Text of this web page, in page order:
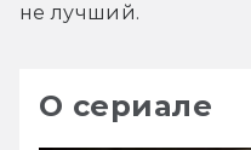
не лучший.
О сериале